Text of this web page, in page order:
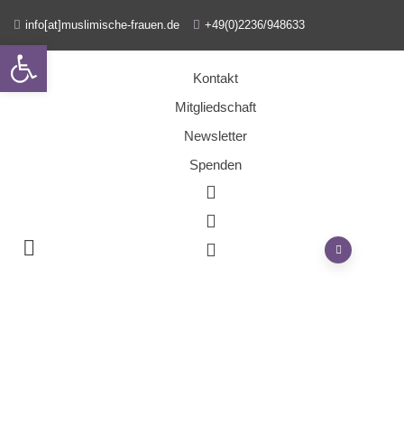
info[at]muslimische-frauen.de +49(0)2236/948633
Kontakt
Mitgliedschaft
Newsletter
Spenden
Open toolbar